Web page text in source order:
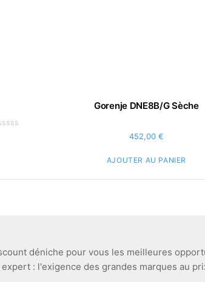
Gorenje DNE8B/G Sèche
452,00 €
AJOUTER AU PANIER
déniche pour vous les meilleures
: l'exigence des grandes marques au